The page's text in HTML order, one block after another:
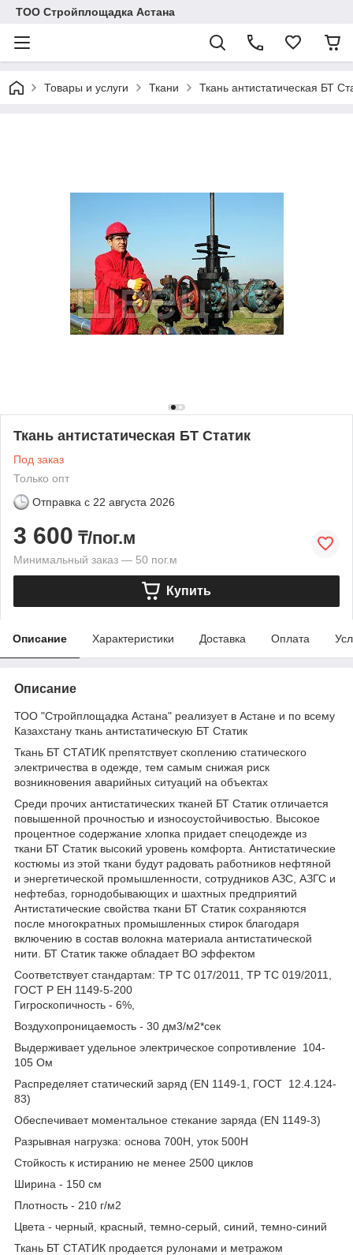
ТОО Стройплощадка Астана
Товары и услуги Ткани Ткань антистатическая БТ
Ткань антистатическая БТ Статик
Под заказ
Только опт
Отправка с 22 августа 2026
3 600 ₸/пог.м
Минимальный заказ — 50 пог.м
Купить
Описание Характеристики Доставка Оплата
Описание
ТОО "Стройплощадка Астана" реализует в Астане и по всему
Казахстану ткань антистатическую БТ Статик
Ткань БТ СТАТИК препятствует скоплению статического
электричества в одежде, тем самым снижая риск
возникновения аварийных ситуаций на объектах
Среди прочих антистатических тканей БТ Статик отличается
повышенной прочностью и износоустойчивостью. Высокое
процентное содержание хлопка придает спецодежде из
ткани БТ Статик высокий уровень комфорта. Антистатические
костюмы из этой ткани будут радовать работников нефтяной
и энергетической промышленности, сотрудников АЗС, АЗГС и
нефтебаз, горнодобывающих и шахтных предприятий
Антистатические свойства ткани БТ Статик сохраняются
после многократных промышленных стирок благодаря
включению в состав волокна материала антистатической
нити. БТ Статик также обладает ВО эффектом
Соответствует стандартам: ТР ТС 017/2011, ТР ТС 019/2011,
ГОСТ Р ЕН 1149-5-200
Гигроскопичность - 6%,
Воздухопроницаемость - 30 дм3/м2*сек
Выдерживает удельное электрическое сопротивление 104-
105 Ом
Распределяет статический заряд (EN 1149-1, ГОСТ 12.4.124-
83)
Обеспечивает моментальное стекание заряда (EN 1149-3)
Разрывная нагрузка: основа 700Н, уток 500Н
Стойкость к истиранию не менее 2500 циклов
Ширина - 150 см
Плотность - 210 г/м2
Цвета - черный, красный, темно-серый, синий, темно-синий
Ткань БТ СТАТИК продается рулонами и метражом